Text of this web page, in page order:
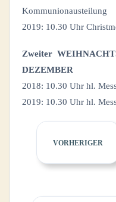
Kommunionausteilung
2019: 10.30 Uhr
Zweiter
DEZEMBER
2018: 10.30 Uhr hl.
2019: 10.30 Uhr hl.
VORHERIGER